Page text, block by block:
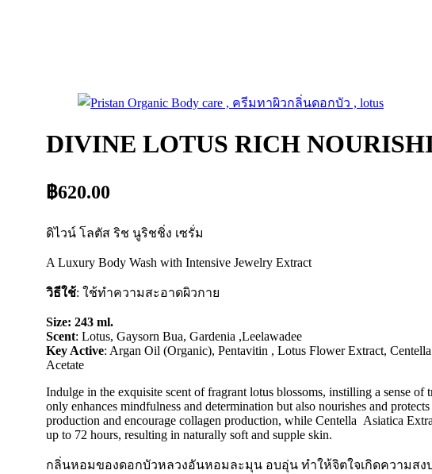
DIVINE LOTUS RICH
฿620.00
ดิไวน์ โลตัส ริช นูริชชิ่ง เซรั่ม
A Luxury Body Wash with Intensive Jewelry Extract
วิธีใช้: ใช้ทำความสะอาดผิวกาย
Size: 243 ml.
Scent: Lotus, Gaysorn Bua, Gardenia ,Leelawadee
Key Active: Argan Oil (Organic), Pentavitin , Lotus Flower Extract,
Acetate
Indulge in the exquisite scent of fragrant lotus blossoms, instilling a sense
only enhances mindfulness and determination but also nourishes and
production and encourage collagen production, while Centella Asiatica
up to 72 hours, resulting in naturally soft and supple skin.
กลิ่นหอมของดอกบัวหลวงอันหอมละมุน อบอุ่น ทำให้จิตใจเกิดความส